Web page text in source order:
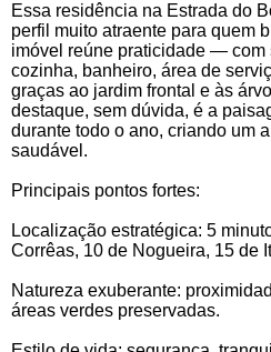
Essa residência na Estrada do
perfil muito atraente para quem
imóvel reúne praticidade — com
cozinha, banheiro, área de
graças ao jardim frontal e às
destaque, sem dúvida, é a
durante todo o ano, criando um
saudável.
Principais pontos fortes:
Localização estratégica: 5
Corrêas, 10 de Nogueira, 15 de
Natureza exuberante:
áreas verdes preservadas.